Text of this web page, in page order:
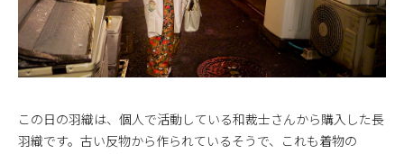
この日の羽織は、個人で活動している和裁士さんから購入した長
羽織です。古い反物から作られているそうで、これも着物の